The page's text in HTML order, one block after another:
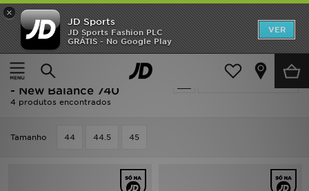
×
JD Sports
JD Sports Fashion PLC
GRÁTIS - No Google Play
VER
Página principal
Homem Calçado de Homem
Actualizar a pesquisa
Oferta | Calçado de Homem
- New Balance 740
4 produtos encontrados
Tamanho 44 44.5 45
INÍCIO
Promoções
NOVIDADES